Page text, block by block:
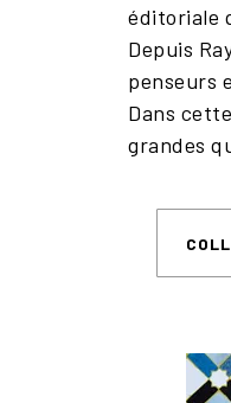
éditoriale
Depuis
penseurs
Dans
grandes